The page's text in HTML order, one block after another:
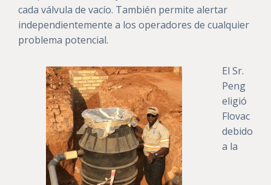
cada válvula de vacío. También permite alertar
independientemente a los operadores de cualquier
problema potencial.
El Sr.
Peng
eligió
Flovac
debido
a la